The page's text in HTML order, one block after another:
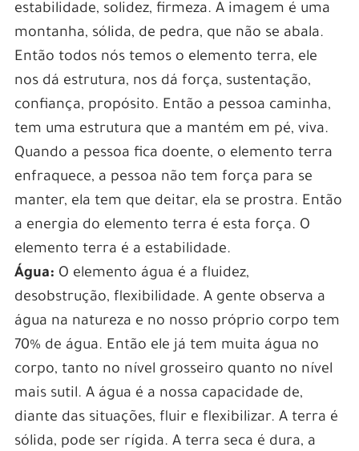
estabilidade, solidez, firmeza. A imagem é uma
montanha, sólida, de pedra, que não se abala.
Então todos nós temos o elemento terra, ele
nos dá estrutura, nos dá força, sustentação,
confiança, propósito. Então a pessoa caminha,
tem uma estrutura que a mantém em pé, viva.
Quando a pessoa fica doente, o elemento terra
enfraquece, a pessoa não tem força para se
manter, ela tem que deitar, ela se prostra. Então
a energia do elemento terra é esta força. O
elemento terra é a estabilidade.
Água: O elemento água é a fluidez,
desobstrução, flexibilidade. A gente observa a
água na natureza e no nosso próprio corpo tem
70% de água. Então ele já tem muita água no
corpo, tanto no nível grosseiro quanto no nível
mais sutil. A água é a nossa capacidade de,
diante das situações, fluir e flexibilizar. A terra é
sólida, pode ser rígida. A terra seca é dura, a